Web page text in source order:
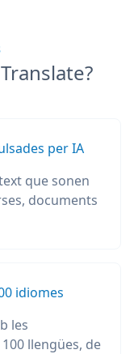
per IA
que sonen
documents
idiomes
les
llengües, de